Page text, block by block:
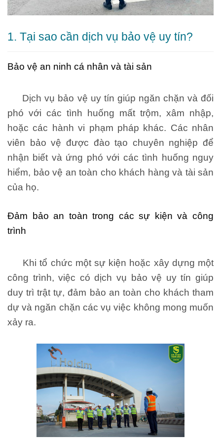
1. Tại sao cần dịch vụ bảo vệ uy tín?
Bảo vệ an ninh cá nhân và tài sản
Dịch vụ bảo vệ uy tín giúp ngăn chặn và đối
phó với các tình huống mất trộm, xâm nhập,
hoặc các hành vi phạm pháp khác. Các nhân
viên bảo vệ được đào tạo chuyên nghiệp để
nhận biết và ứng phó với các tình huống nguy
hiểm, bảo vệ an toàn cho khách hàng và tài sản
của họ.
Đảm bảo an toàn trong các sự kiện và công
trình
Khi tổ chức một sự kiện hoặc xây dựng một
công trình, việc có dịch vụ bảo vệ uy tín giúp
duy trì trật tự, đảm bảo an toàn cho khách tham
dự và ngăn chặn các vụ việc không mong muốn
xảy ra.